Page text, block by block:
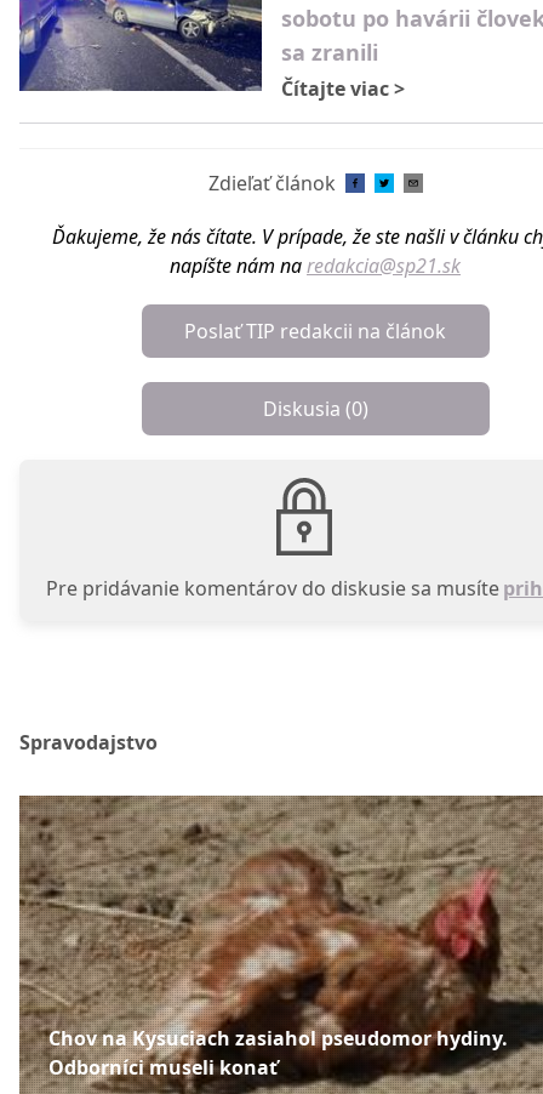
sobotu po havárii
sa zranili
Čítajte viac>
Zdieľať článok
Ďakujeme, že nás čítate. V prípade, že ste našli v článku
napíšte nám naredakcia@sp21.sk
Poslať TIP redakcii na článok
Diskusia (0)
Pre pridávanie komentárov do diskusie sa musíte
Spravodajstvo
Chov na Kysuciach zasiahol pseudomor hydiny.
Odborníci museli konať